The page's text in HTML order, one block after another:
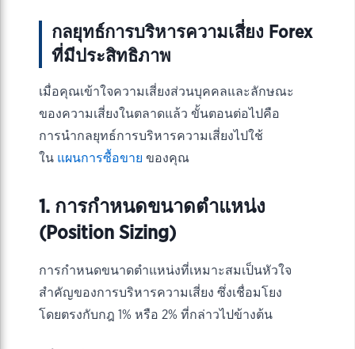
กลยุทธ์การบริหารความเสี่ยง Forex
ที่มีประสิทธิภาพ
เมื่อคุณเข้าใจความเสี่ยงส่วนบุคคลและลักษณะ
ของความเสี่ยงในตลาดแล้ว ขั้นตอนต่อไปคือ
การนำกลยุทธ์การบริหารความเสี่ยงไปใช้
ใน แผนการซื้อขาย ของคุณ
1. การกำหนดขนาดตำแหน่ง
(Position Sizing)
การกำหนดขนาดตำแหน่งที่เหมาะสมเป็นหัวใจ
สำคัญของการบริหารความเสี่ยง ซึ่งเชื่อมโยง
โดยตรงกับกฎ 1% หรือ 2% ที่กล่าวไปข้างต้น